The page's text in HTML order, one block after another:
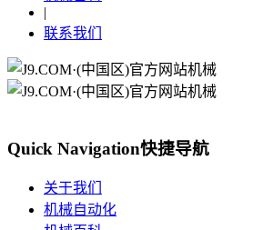
|
联系我们
Quick Navigation快捷导航
关于我们
机械自动化